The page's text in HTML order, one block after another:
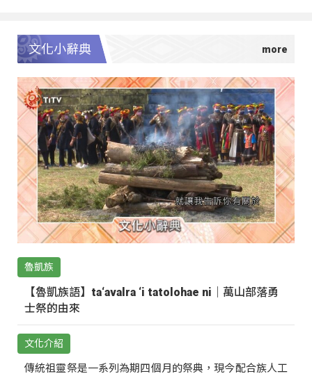
文化小辭典
魯凱族
【魯凱族語】ta‘avalra ‘i tatolohae ni｜萬山部落勇
士祭的由來
文化介紹
傳統祖靈祭是一系列為期四個月的祭典，現今配合族人工